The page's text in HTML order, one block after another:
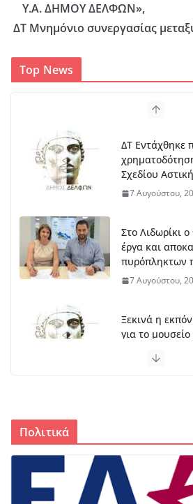
Υ.Α. ΔΗΜΟΥ ΔΕΛΦΩΝ»,
ΔΤ Μνημόνιο συνεργασίας
Top News
ΔΤ Εντάχθηκε
Σχεδίου
7 Αυγούστου,
Στο Λιδωρίκι
έργα και
πυρόπληκτων
7 Αυγούστου,
Ξεκινά η
για το
6 Αυγούστου,
350.000 ευρώ
Πολιτικά